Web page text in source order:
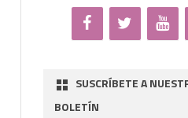
SUSCRÍBETE A
BOLETÍN